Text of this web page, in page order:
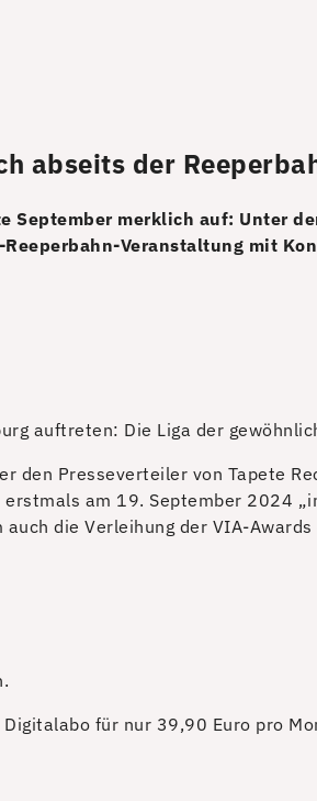
abseits der
merklich auf: Unter
Veranstaltung mit
auftreten: Die Liga der
den Presseverteiler von Tapete
am 19. September 2024
die Verleihung der VIA-
für nur 39,90 Euro pro